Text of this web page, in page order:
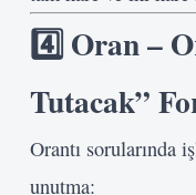
4️⃣ Oran –
Tutacak”
Orantı sorularında
unutma: